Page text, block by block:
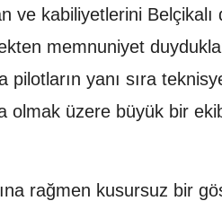
ve kabiliyetlerini Belçikalı
memnuniyet
pilotların yanı sıra
olmak üzere büyük bir
rağmen kusursuz bir